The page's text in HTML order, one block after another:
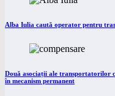
Alba Iulia caută operator pentru
Două asociații ale transportatorilor
în mecanism permanent